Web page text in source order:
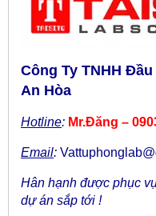
Công Ty TNHH
An Hòa
Hotline: Mr.Đăng –
Email:
Hân hạnh được phục
dự án sắp tới !